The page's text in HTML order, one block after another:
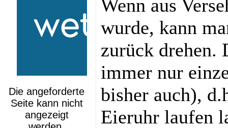
Wenn aus
wurde, kann
zurück drehen.
immer nur
bisher auch),
Eieruhr laufen